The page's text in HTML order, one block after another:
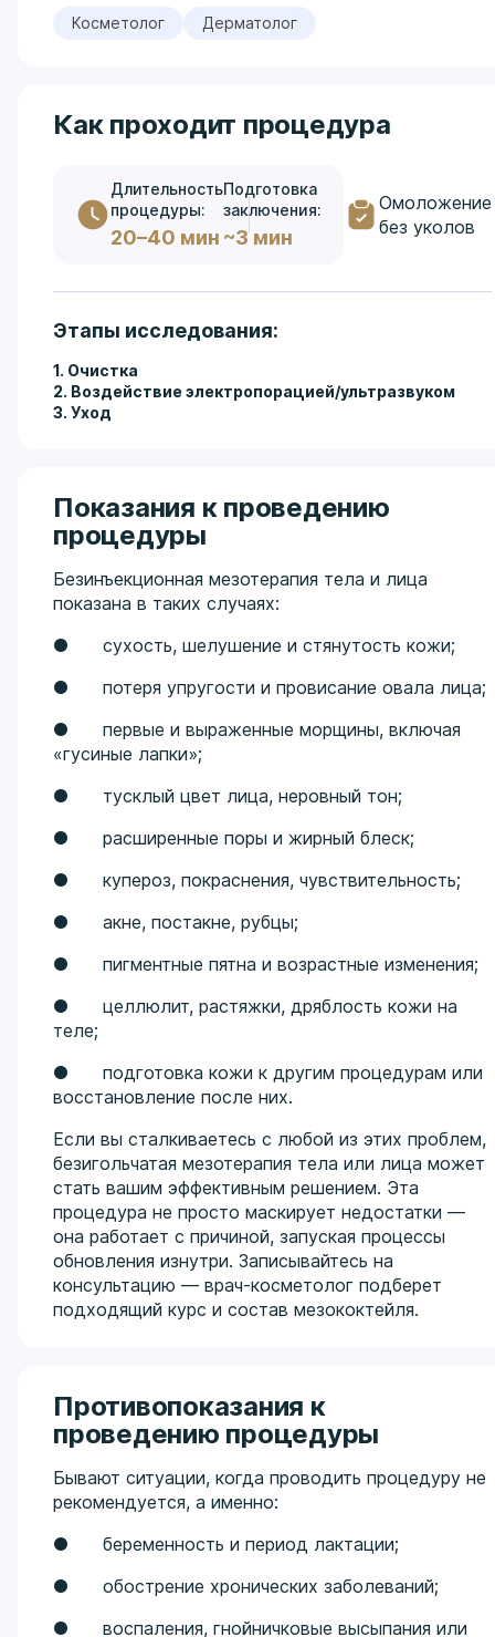
Косметолог Дерматолог
Как проходит процедура
Длительность
процедуры:
20–40 мин
Подготовка
заключения:
~3 мин
Омоложение
без уколов
Этапы исследования:
1. Очистка
2. Воздействие электропорацией/ультразвуком
3. Уход
Показания к проведению
процедуры
Безинъекционная мезотерапия тела и лица
показана в таких случаях:
● сухость, шелушение и стянутость кожи;
● потеря упругости и провисание овала лица;
● первые и выраженные морщины, включая
«гусиные лапки»;
● тусклый цвет лица, неровный тон;
● расширенные поры и жирный блеск;
● купероз, покраснения, чувствительность;
● акне, постакне, рубцы;
● пигментные пятна и возрастные изменения;
● целлюлит, растяжки, дряблость кожи на
теле;
● подготовка кожи к другим процедурам или
восстановление после них.
Если вы сталкиваетесь с любой из этих проблем,
безигольчатая мезотерапия тела или лица может
стать вашим эффективным решением. Эта
процедура не просто маскирует недостатки —
она работает с причиной, запуская процессы
обновления изнутри. Записывайтесь на
консультацию — врач-косметолог подберет
подходящий курс и состав мезококтейля.
Противопоказания к
проведению процедуры
Бывают ситуации, когда проводить процедуру не
рекомендуется, а именно:
● беременность и период лактации;
● обострение хронических заболеваний;
● воспаления, гнойничковые высыпания или